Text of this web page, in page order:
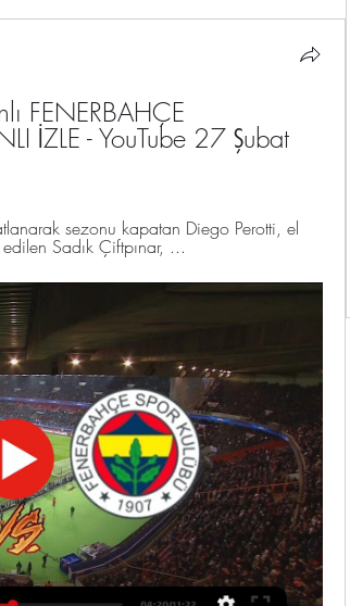
FENERBAHÇE
İZLE - YouTube 27 Şubat
sezonu kapatan Diego Perotti, el
edilen Sadık Çiftpınar, ...